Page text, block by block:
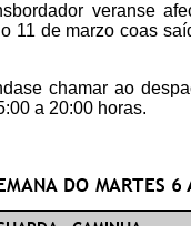
veranse
11 de marzo coas
chamar ao
a 20:00 horas.